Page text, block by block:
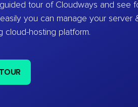
guided tour of Cloudways and see
you can manage your server
cloud-hosting platform.